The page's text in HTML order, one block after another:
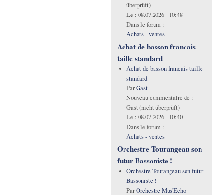
überprüft)
Le : 08.07.2026 - 10:48
Dans le forum :
Achats - ventes
Achat de basson francais
taille standard
Achat de basson francais taille
standard
ParGast
Nouveau commentaire de :
Gast (nicht überprüft)
Le : 08.07.2026 - 10:40
Dans le forum :
Achats - ventes
Orchestre Tourangeau son
futur Bassoniste !
Orchestre Tourangeau son futur
Bassoniste !
ParOrchestre Mus'Echo